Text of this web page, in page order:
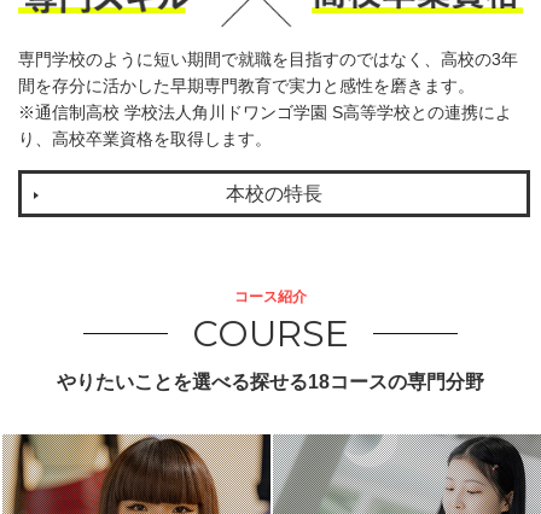
専門学校のように短い期間で就職を目指すのではなく、高校の3年
間を存分に活かした早期専門教育で実力と感性を磨きます。
※通信制高校 学校法人角川ドワンゴ学園 S高等学校との連携によ
り、高校卒業資格を取得します。
本校の特長
コース紹介
COURSE
やりたいことを選べる探せる18コースの専門分野